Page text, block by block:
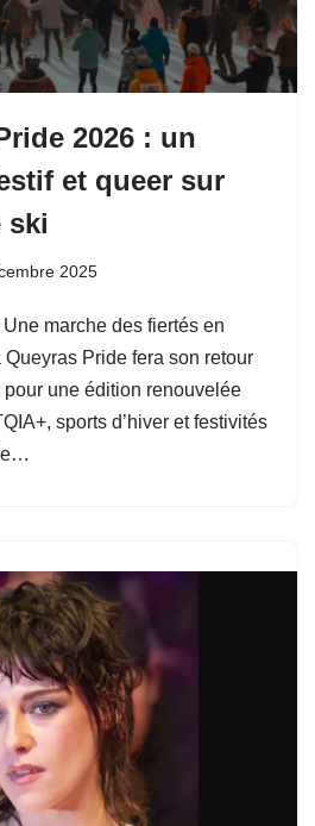
2026 : un
et queer sur
ski
2025
marche des fiertés en
Pride fera son retour
pour une édition renouvelée
sports d’hiver et festivités